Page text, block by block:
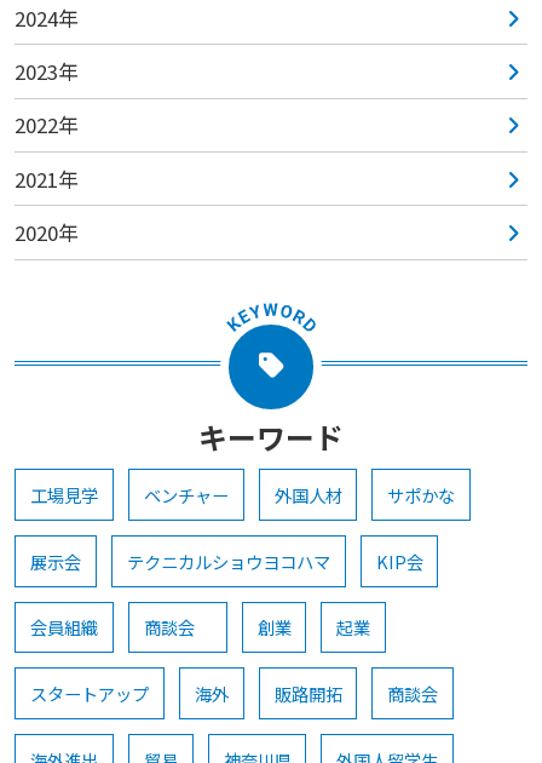
2024年
2023年
2022年
2021年
2020年
キーワード
工場見学 ベンチャー 外国人材 サポかな
展示会 テクニカルショウヨコハマ KIP会
会員組織 商談会 創業 起業
スタートアップ 海外 販路開拓 商談会